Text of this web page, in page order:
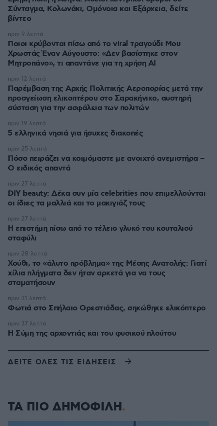
Σύνταγμα, Κολωνάκι, Ομόνοια και Εξάρχεια, δείτε
βίντεο
Ποιοι κρύβονται πίσω από το viral τραγούδι Μου
Χρωστάς Έναν Αύγουστο: «Δεν βασίστηκε στον
Μητροπάνο», τι απαντάνε για τη χρήση AI
πριν 9 λεπτά
Παρέμβαση της Αρχής Πολιτικής Αεροπορίας μετά την
προσγείωση ελικοπτέρου στο Σαρακήνικο, αυστηρή
σύσταση για την ασφάλεια των πολιτών
πριν 12 λεπτά
5 ελληνικά νησιά για ήσυχες διακοπές
πριν 19 λεπτά
Πόσο πειράζει να κοιμόμαστε με ανοιχτό ανεμιστήρα –
Ο ειδικός απαντά
πριν 25 λεπτά
DIY beauty: Δέκα συν μία celebrities που επιμελλούνται
οι ίδιες τα μαλλιά και το μακιγιάζ τους
πριν 27 λεπτά
Η επιστήμη πίσω από το τέλειο γλυκό του κουταλιού
σταφύλι
πριν 27 λεπτά
Χούθι, το «άλυτο πρόβλημα» της Μέσης Ανατολής: Γιατί
χίλια πλήγματα δεν ήταν αρκετά για να τους
σταματήσουν
πριν 28 λεπτά
Φωτιά στο Σπήλαιο Ορεστιάδας, σηκώθηκε ελικόπτερο
πριν 31 λεπτά
Η Σύμη της αρχοντιάς και του φυσικού πλούτου
πριν 37 λεπτά
ΔΕΙΤΕ ΟΛΕΣ ΤΙΣ ΕΙΔΗΣΕΙΣ
ΤΑ ΠΙΟ ΔΗΜΟΦΙΛΗ